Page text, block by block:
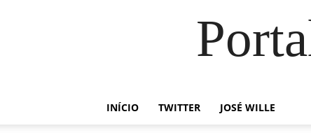
INÍCIO TWITTER JOSÉ WILLE